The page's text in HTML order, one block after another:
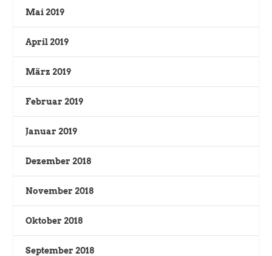
Mai 2019
April 2019
März 2019
Februar 2019
Januar 2019
Dezember 2018
November 2018
Oktober 2018
September 2018